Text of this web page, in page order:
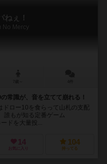
ねぇ！
No Mercy
常識が、音を立てて崩れる！
ドロー10を食らって山札の支配
誰もが知る定番ゲーム
ドを大量投...
14
お気に入り
104
持ってる